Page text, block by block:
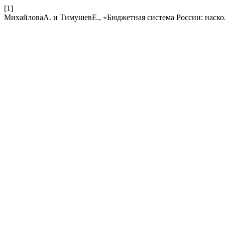
[1]
МихайловаА. и ТимушевЕ., «Бюджетная система России: